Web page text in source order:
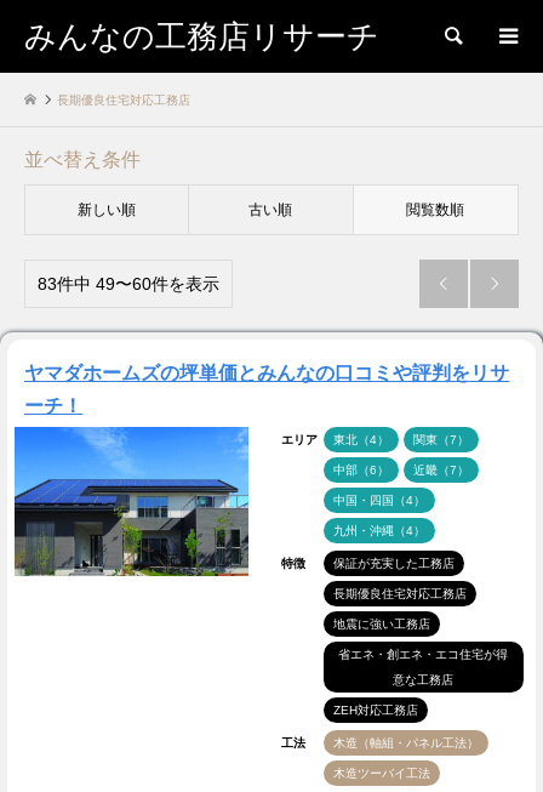
みんなの工務店リサーチ 検索
長期優良住宅対応工務店
並べ替え条件
新しい順 古い順 閲覧数順
83件中 49〜60件を表示  
ヤマダホームズの坪単価とみんなの口コミや評判をリサ
ーチ！
エリア 東北（4） 関東（7）
中部（6） 近畿（7）
中国・四国（4）
九州・沖縄（4）
特徴 保証が充実した工務店
長期優良住宅対応工務店
地震に強い工務店
省エネ・創エネ・エコ住宅が得
意な工務店
ZEH対応工務店
工法 木造（軸組・パネル工法）
木造ツーバイ工法